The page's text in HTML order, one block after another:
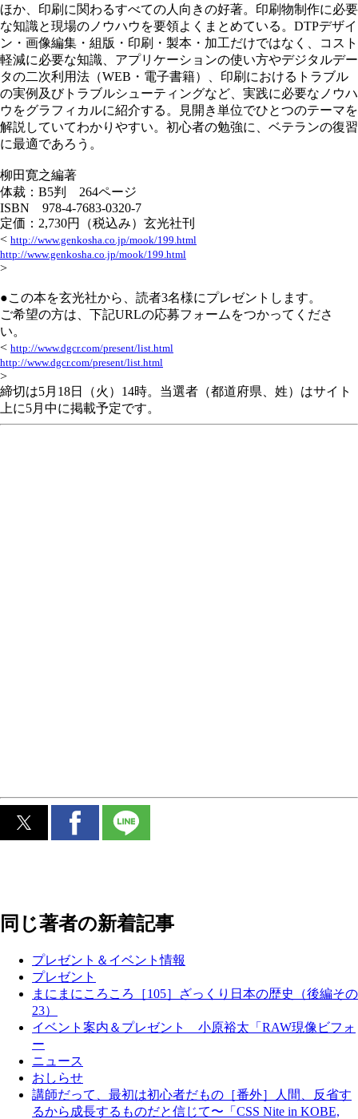
ほか、印刷に関わるすべての人向きの好著。印刷物制作に必要
な知識と現場のノウハウを要領よくまとめている。DTPデザイ
ン・画像編集・組版・印刷・製本・加工だけではなく、コスト
軽減に必要な知識、アプリケーションの使い方やデジタルデー
タの二次利用法（WEB・電子書籍）、印刷におけるトラブル
の実例及びトラブルシューティングなど、実践に必要なノウハ
ウをグラフィカルに紹介する。見開き単位でひとつのテーマを
解説していてわかりやすい。初心者の勉強に、ベテランの復習
に最適であろう。
柳田寛之編著
体裁：B5判 264ページ
ISBN 978-4-7683-0320-7
定価：2,730円（税込み）玄光社刊
< http://www.genkosha.co.jp/mook/199.html
http://www.genkosha.co.jp/mook/199.html
>
●この本を玄光社から、読者3名様にプレゼントします。
ご希望の方は、下記URLの応募フォームをつかってくださ
い。
< http://www.dgcr.com/present/list.html
http://www.dgcr.com/present/list.html
>
締切は5月18日（火）14時。当選者（都道府県、姓）はサイト
上に5月中に掲載予定です。
同じ著者の新着記事
プレゼント＆イベント情報
プレゼント
まにまにころころ［105］ざっくり日本の歴史（後編その
23）
イベント案内＆プレゼント 小原裕太「RAW現像ビフォ
ー
ニュース
おしらせ
講師だって、最初は初心者だもの［番外］人間、反省す
るから成長するものだと信じて〜「CSS Nite in KOBE,